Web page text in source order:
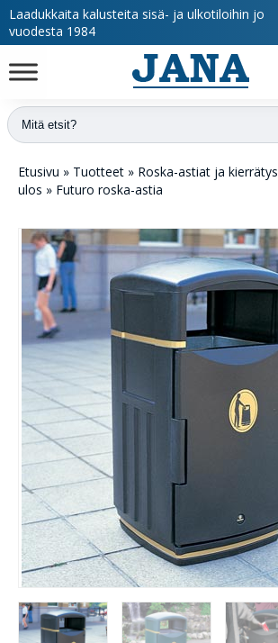
Laadukkaita kalusteita sisä- ja ulkotiloihin jo
vuodesta 1984
Etusivu » Tuotteet » Roska-astiat ja kierrätys
ulos » Futuro roska-astia